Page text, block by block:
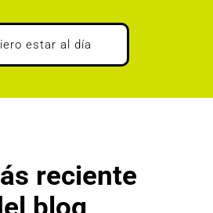
estar al día
reciente